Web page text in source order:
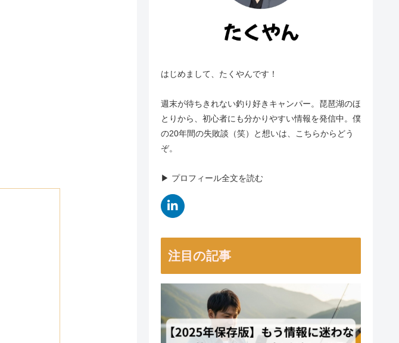
はじめまして、たくやんです！
週末が待ちきれない釣り好きキャンパー。琵琶湖のほ
とりから、初心者にも分かりやすい情報を発信中。僕
の20年間の失敗談（笑）と想いは、こちらからどう
ぞ。
▶︎ プロフィール全文を読む
注目の記事